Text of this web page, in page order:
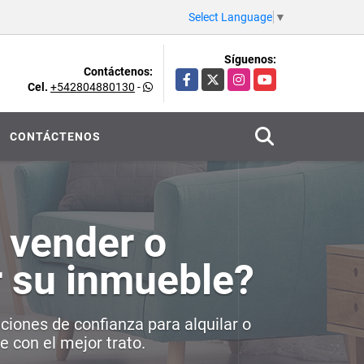
Select Language ▼
Contáctenos:
Cel. +542804880130 -
Síguenos:
Facebook
X InstagramYouTube
CONTÁCTENOS
o
inmueble?
de confianza para alquilar o
con el mejor trato.